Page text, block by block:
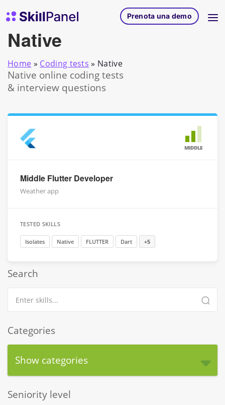
SkillPanel homepage
Prenota una demo
Native
Home » Coding tests » Native
Native online coding tests
& interview questions
MIDDLE
Middle Flutter Developer
Weather app
TESTED SKILLS
Isolates Native FLUTTER Dart +5
Search
Categories
Show categories
Seniority level